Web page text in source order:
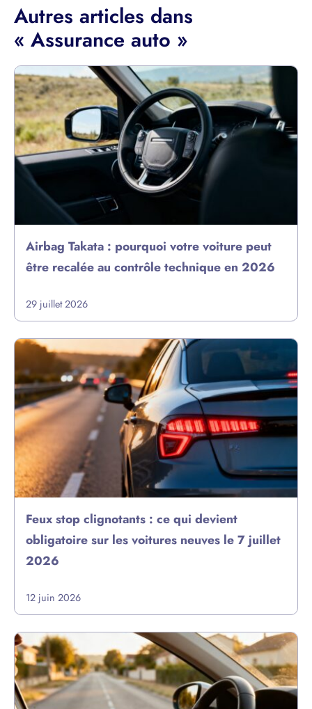
Autres articles dans
« Assurance auto »
Airbag Takata : pourquoi votre voiture peut
être recalée au contrôle technique en 2026
29 juillet 2026
Feux stop clignotants : ce qui devient
obligatoire sur les voitures neuves le 7 juillet
2026
12 juin 2026